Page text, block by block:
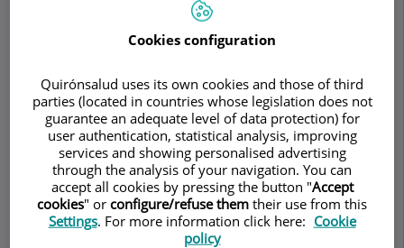
Consultorio
O OftalNova
OFTALMOLOGÍA
Pedir cita
Cookies configuration
Quirónsalud uses its own cookies and those of third
parties (located in countries whose legislation does not
guarantee an adequate level of data protection) for
user authentication, statistical analysis, improving
services and showing personalised advertising
through the analysis of your navigation. You can
accept all cookies by pressing the button "Accept
cookies" or configure/refuse them their use from this
Settings. For more information click here: Cookie
policy